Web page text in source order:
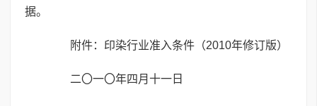
据。
附件：印染行业准入条件（2010年修订版）
二〇一〇年四月十一日